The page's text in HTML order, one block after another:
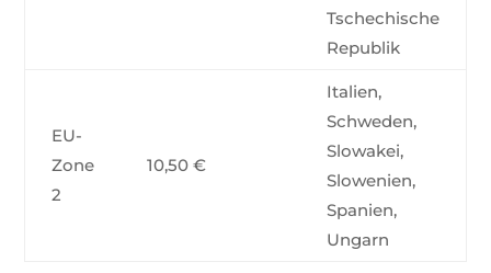
Tschechische
Republik
EU-
Zone
2
10,50 €
Italien,
Schweden,
Slowakei,
Slowenien,
Spanien,
Ungarn